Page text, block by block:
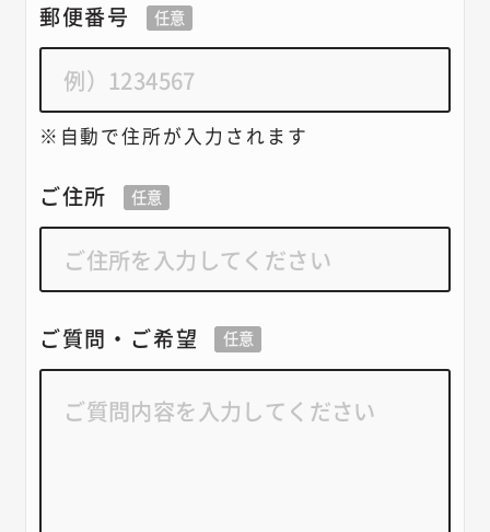
郵便番号 任意
自動で住所が入力されます
ご住所 任意
ご質問・ご希望 任意